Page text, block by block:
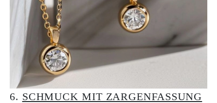
6. SCHMUCK MIT ZARGENFASSUNG